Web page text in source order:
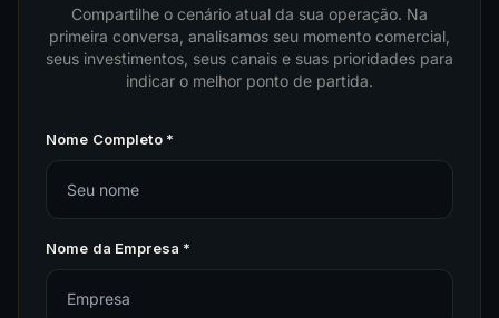
Compartilhe o cenário atual da sua operação. Na
primeira conversa, analisamos seu momento comercial,
seus investimentos, seus canais e suas prioridades para
indicar o melhor ponto de partida.
Nome Completo *
Nome da Empresa *